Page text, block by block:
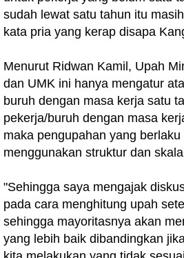
sudah lewat satu tahun itu
kata pria yang kerap disapa
Menurut Ridwan Kamil, Upah
dan UMK ini hanya mengatur
buruh dengan masa kerja satu
pekerja/buruh dengan masa
maka pengupahan yang berlaku
menggunakan struktur dan
"Sehingga saya mengajak
pada cara menghitung upah
sehingga mayoritasnya akan
yang lebih baik dibandingkan